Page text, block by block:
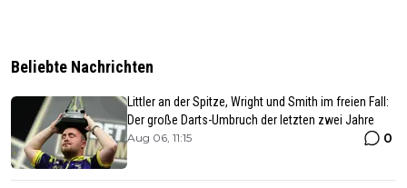
Beliebte Nachrichten
Littler an der Spitze, Wright und Smith im freien Fall:
Der große Darts-Umbruch der letzten zwei Jahre
Aug 06, 11:15 0